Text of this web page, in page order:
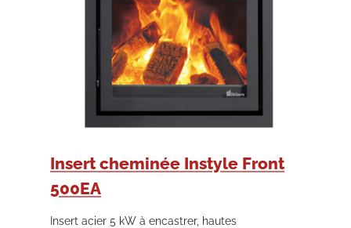
Insert cheminée Instyle Front
500EA
Insert acier 5 kW à encastrer, hautes